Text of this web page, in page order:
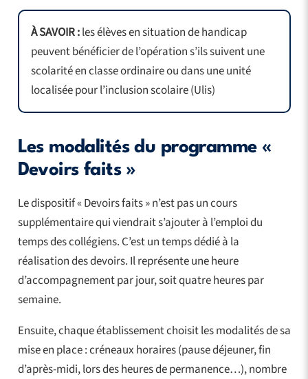
À SAVOIR :les élèves en situation de handicap
peuvent bénéficier de l’opération s’ils suivent une
scolarité en classe ordinaire ou dans une unité
localisée pour l’inclusion scolaire (Ulis)
Les modalités du programme «
Devoirs faits »
Le dispositif « Devoirs faits » n’est pas un cours
supplémentaire qui viendrait s’ajouter à l’emploi du
temps des collégiens. C’est un temps dédié à la
réalisation des devoirs. Il représente une heure
d’accompagnement par jour, soit quatre heures par
semaine.
Ensuite, chaque établissement choisit les modalités de sa
mise en place : créneaux horaires (pause déjeuner, fin
d’après-midi, lors des heures de permanence…), nombre